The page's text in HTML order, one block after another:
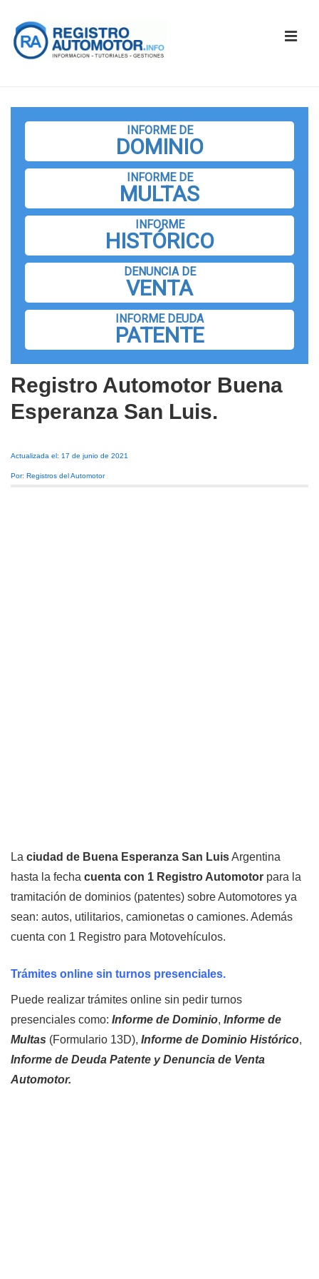
Saltar
principal
INFORME DE
DOMINIO
INFORME DE
MULTAS
INFORME
HISTÓRICO
DENUNCIA DE
VENTA
INFORME DEUDA
PATENTE
Registro Automotor Buena
Esperanza San Luis.
Actualizada el: 17 de junio de 2021
Por: Registros del Automotor
La ciudad de Buena Esperanza San LuisArgentina
hasta la fecha cuenta con 1 Registro Automotor para la
tramitación de dominios (patentes) sobre Automotores ya
sean: autos, utilitarios, camionetas o camiones. Además
cuenta con 1 Registro para Motovehículos.
Trámites online sin turnos presenciales.
Puede realizar trámites online sin pedir turnos
presenciales como: Informe de Dominio, Informe de
Multas (Formulario 13D), Informe de Dominio Histórico,
Informe de Deuda Patente y Denuncia de Venta
Automotor.